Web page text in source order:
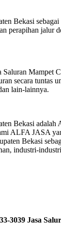
Bekasi
perapihan jalur
Mampet
secara
lain-lainnya.
Bekasi
ALFA JASA
Bekasi
industri-
3039 Jasa